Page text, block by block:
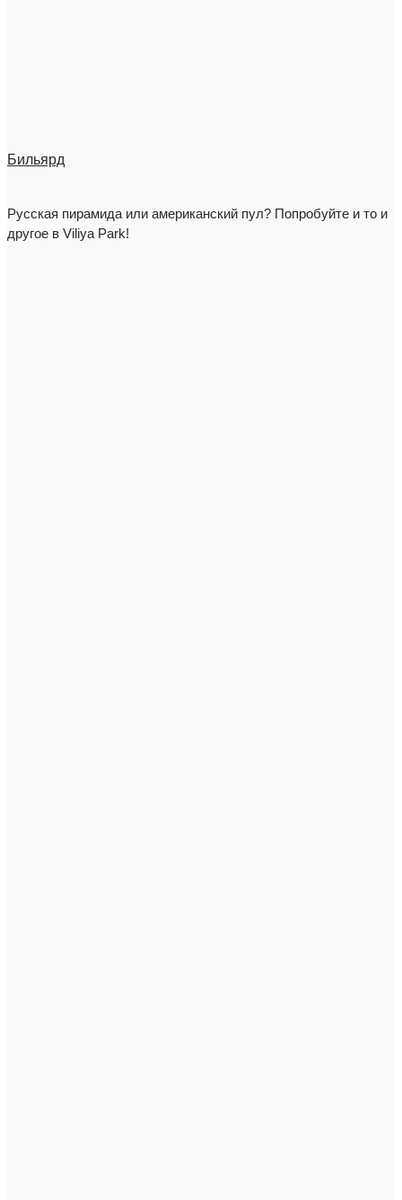
Бильярд
Русская пирамида или американский пул? Попробуйте и то и
другое в Viliya Park!